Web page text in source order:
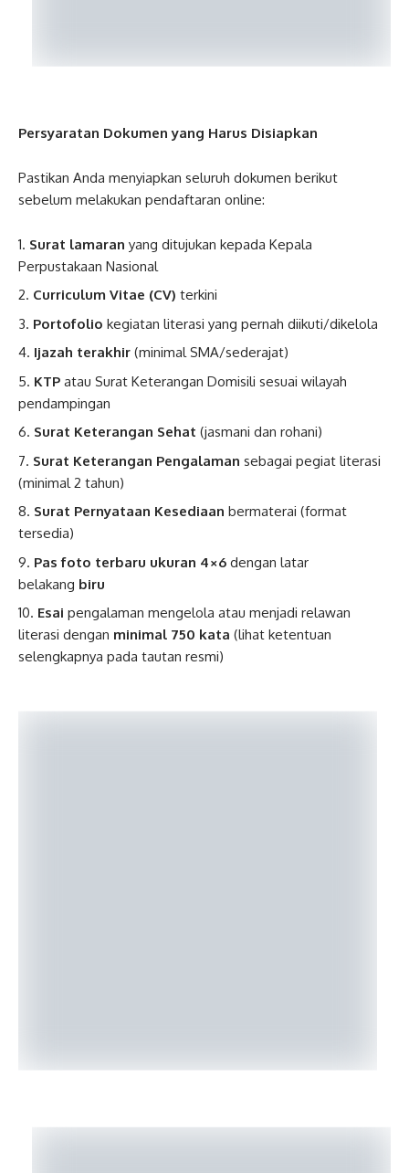
Persyaratan Dokumen yang Harus Disiapkan
Pastikan Anda menyiapkan seluruh dokumen berikut
sebelum melakukan pendaftaran online:
Surat lamaran yang ditujukan kepada Kepala
Perpustakaan Nasional
Curriculum Vitae (CV) terkini
Portofolio kegiatan literasi yang pernah diikuti/dikelola
Ijazah terakhir (minimal SMA/sederajat)
KTP atau Surat Keterangan Domisili sesuai wilayah
pendampingan
Surat Keterangan Sehat (jasmani dan rohani)
Surat Keterangan Pengalaman sebagai pegiat literasi
(minimal 2 tahun)
Surat Pernyataan Kesediaan bermaterai (format
tersedia)
Pas foto terbaru ukuran 4×6 dengan latar
belakang biru
Esai pengalaman mengelola atau menjadi relawan
literasi dengan minimal 750 kata (lihat ketentuan
selengkapnya pada tautan resmi)